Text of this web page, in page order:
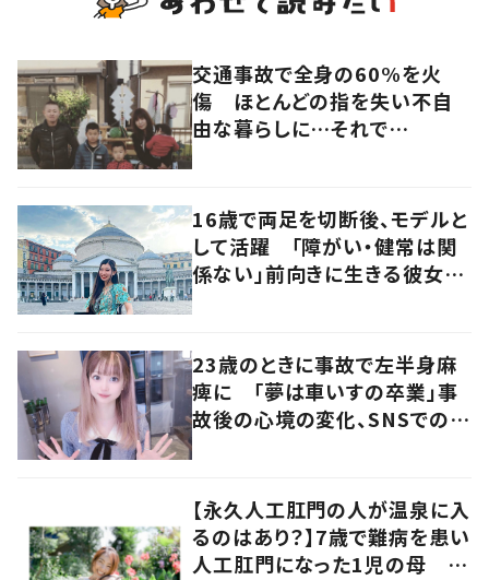
交通事故で全身の60%を火
傷 ほとんどの指を失い不自
由な暮らしに…それで
16歳で両足を切断後、モデルと
して活躍 「障がい・健常は関
係ない」前向きに生きる彼女の
23歳のときに事故で左半身麻
痺に 「夢は車いすの卒業」事
故後の心境の変化、SNSでの発
【永久人工肛門の人が温泉に入
るのはあり？】7歳で難病を患い
人工肛門になった1児の母